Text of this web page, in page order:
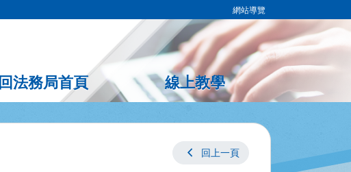
回法務局首頁 線上教學
網站導覽
chevron_left 回上一頁